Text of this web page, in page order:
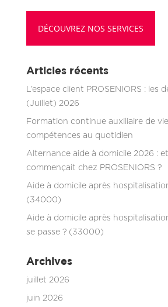
DÉCOUVREZ NOS SERVICES
Articles récents
L’espace client PROSENIORS : les
(Juillet) 2026
Formation continue auxiliaire de
compétences au quotidien
Alternance aide à domicile 2026 :
commençait chez PROSENIORS ?
Aide à domicile après
(34000)
Aide à domicile après
se passe ? (33000)
Archives
juillet 2026
juin 2026